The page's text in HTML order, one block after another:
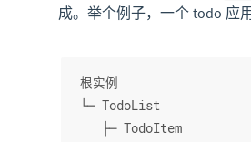
成。举个例子，一个 todo 应
根实例
└─ TodoList
   ├─ TodoItem